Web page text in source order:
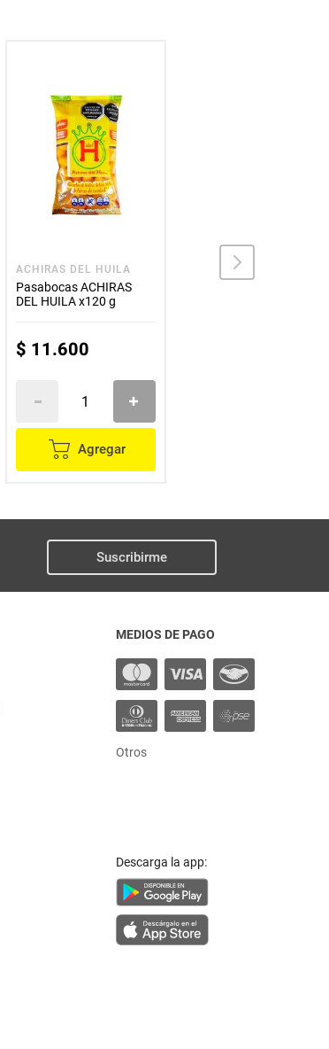
ACHIRAS DEL HUILA
Pasabocas ACHIRAS
DEL HUILA x120 g
$ 11.600
Agregar
PITA CHIPS
Suscribirme
MEDIOS DE PAGO
Otros
Descarga la app: